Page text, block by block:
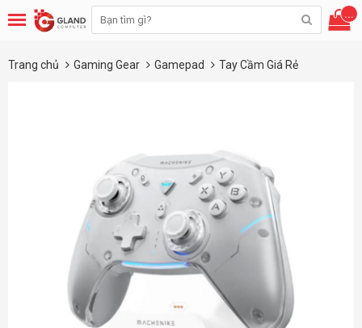
...
Trang chủ Gaming Gear Gamepad Tay Cầm Giá Rẻ